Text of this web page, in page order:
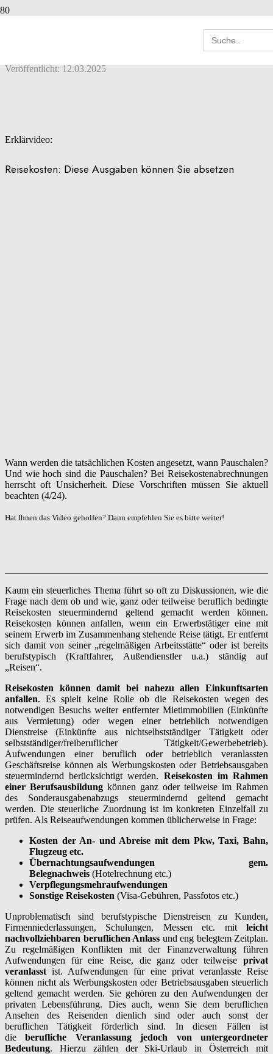
Search
for:
REISEKOSTEN: BERUFLICH BEDINGTE
Veröffentlicht: 12.03.2025
Erklärvideo:
Reisekosten: Diese Ausgaben können Sie absetzen
Wann werden die tatsächlichen Kosten angesetzt, wann Pauschalen?
Und wie hoch sind die Pauschalen? Bei Reisekostenabrechnungen
herrscht oft Unsicherheit. Diese Vorschriften müssen Sie aktuell
beachten (4/24).
Hat Ihnen das Video geholfen? Dann empfehlen Sie es bitte weiter!
Kaum ein steuerliches Thema führt so oft zu Diskussionen, wie die
Frage nach dem ob und wie, ganz oder teilweise beruflich bedingte
Reisekosten steuermindernd geltend gemacht werden können.
Reisekosten können anfallen, wenn ein Erwerbstätiger eine mit
seinem Erwerb im Zusammenhang stehende Reise tätigt. Er entfernt
sich damit von seiner „regelmäßigen Arbeitsstätte“ oder ist bereits
berufstypisch (Kraftfahrer, Außendienstler u.a.) ständig auf
„Reisen“.
Reisekosten können damit bei nahezu allen Einkunftsarten
anfallen. Es spielt keine Rolle ob die Reisekosten wegen des
notwendigen Besuchs weiter entfernter Mietimmobilien (Einkünfte
aus Vermietung) oder wegen einer betrieblich notwendigen
Dienstreise (Einkünfte aus nichtselbstständiger Tätigkeit oder
selbstständiger/freiberuflicher Tätigkeit/Gewerbebetrieb).
Aufwendungen einer beruflich oder betrieblich veranlassten
Geschäftsreise können als Werbungskosten oder Betriebsausgaben
steuermindernd berücksichtigt werden. Reisekosten im Rahmen
einer Berufsausbildung können ganz oder teilweise im Rahmen
des Sonderausgabenabzugs steuermindernd geltend gemacht
werden. Die steuerliche Zuordnung ist im konkreten Einzelfall zu
prüfen. Als Reiseaufwendungen kommen üblicherweise in Frage:
Kosten der An- und Abreise mit dem Pkw, Taxi, Bahn,
Flugzeug etc.
Übernachtungsaufwendungen gem.
Belegnachweis (Hotelrechnung etc.)
Verpflegungsmehraufwendungen
Sonstige Reisekosten (Visa-Gebühren, Passfotos etc.)
Unproblematisch sind berufstypische Dienstreisen zu Kunden,
Firmenniederlassungen, Schulungen, Messen etc. mit leicht
nachvollziehbaren beruflichen Anlass und eng belegtem Zeitplan.
Zu regelmäßigen Konflikten mit der Finanzverwaltung führen
Aufwendungen für eine Reise, die ganz oder teilweise privat
veranlasst ist. Aufwendungen für eine privat veranlasste Reise
können nicht als Werbungskosten oder Betriebsausgaben steuerlich
geltend gemacht werden. Sie gehören zu den Aufwendungen der
privaten Lebensführung. Dies auch, wenn Sie dem beruflichen
Ansehen des Reisenden dienlich sind oder auch sonst der
beruflichen Tätigkeit förderlich sind. In diesen Fällen ist
dieberufliche Veranlassung jedoch von untergeordneter
Bedeutung. Hierzu zählen der Ski-Urlaub in Österreich mit